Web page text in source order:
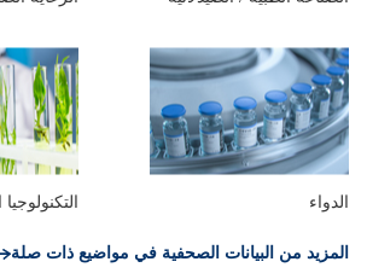
الدواء
المزيد من البيانات الصحفية في مواضيع ذات صلة